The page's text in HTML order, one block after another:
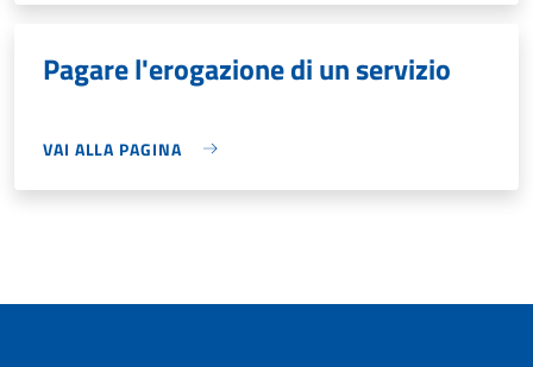
Pagare l'erogazione di un servizio
VAI ALLA PAGINA